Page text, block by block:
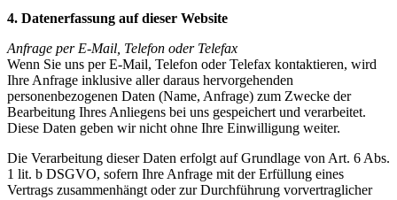
4. Datenerfassung auf dieser Website
Anfrage per E-Mail, Telefon oder Telefax
Wenn Sie uns per E-Mail, Telefon oder Telefax kontaktieren, wird
Ihre Anfrage inklusive aller daraus hervorgehenden
personenbezogenen Daten (Name, Anfrage) zum Zwecke der
Bearbeitung Ihres Anliegens bei uns gespeichert und verarbeitet.
Diese Daten geben wir nicht ohne Ihre Einwilligung weiter.
Die Verarbeitung dieser Daten erfolgt auf Grundlage von Art. 6 Abs.
1 lit. b DSGVO, sofern Ihre Anfrage mit der Erfüllung eines
Vertrags zusammenhängt oder zur Durchführung vorvertraglicher